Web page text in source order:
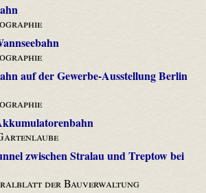
auf der Gewerbe-Ausstellung Berlin
zwischen Stralau und Treptow bei
der Bauverwaltung